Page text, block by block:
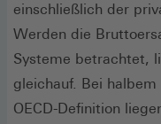
einschließlich der
Werden die
Systeme betrachtet,
gleichauf. Bei
OECD-Definition